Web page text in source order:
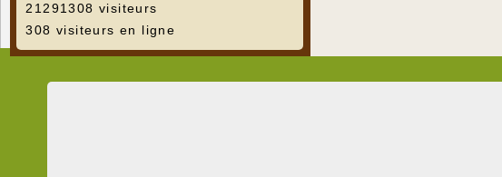
21291308 visiteurs
308 visiteurs en ligne